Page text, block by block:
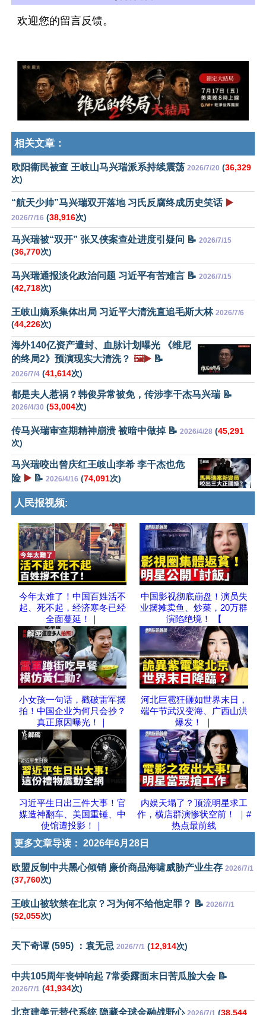
欢迎您的留言反馈。
相关文章：
欧阳衞民被查 王岐山马兴瑞派系持续震荡 2026/7/20 (36,329
次)
“航天少帅”马兴瑞双开落地 习氏反腐终成历史笑话 ▶️
2026/7/16 (38,916次)
马兴瑞被“双开” 张又侠案查处进度引疑问 📝 2026/7/15
(36,770次)
马兴瑞通报淡化政治问题 习近平有苦难言 📝 2026/7/15
(42,718次)
王岐山嫡系集体出局 习近平大清洗直追毛斯大林 2026/7/6
(44,226次)
海外140亿资产遭封、血脉计划曝光 《维尼
的终局2》预演现实大清洗？ 🖼️▶️ 📝
2026/7/4 (41,614次)
都是夫人惹祸？韩俊异常被免，传涉李干杰马兴瑞 📝
2026/4/30 (53,004次)
传马兴瑞审查期精神崩溃 被暗中做掉 📝 2026/4/28 (45,291
次)
马兴瑞咬出曾庆红王岐山李希 李干杰也危
险 ▶️ 📝 2026/4/16 (74,091次)
人民报视频:
今年太难了！中国百姓活不
起、死不起，经济寒冬已经
全面蔓延！｜
中国影视彻底崩盘！演员失
业摆摊卖鱼、炒菜，20万群
演陷绝境！ 【
小女孩一句话，戳破雷军摆
拍！中国企业为何只会抄？
真正原因曝光！｜
河北巨雹狂砸如世界末日，
端午节武汉变海、广西山洪
爆发！ ｜
习近平生日出三件大事！官
媒造神翻车、美国重锤、中
使馆遭投影！｜
内娱天塌了？顶流明星求工
作，横店群演惨状空前！ ｜#
热点最前线
更多文章导读： 2026年6月28日
欧盟反制中共黑心倾销 廉价商品海啸威胁产业生存 2026/7/1
(37,760次)
王岐山被软禁在北京？习为何不给他定罪？ 📝 2026/7/1
(52,055次)
天下奇谭 (595) ：袁无忌 2026/7/1 (12,914次)
中共105周年丧钟响起 7常委露面末日苦瓜脸大会 📝
2026/7/1 (41,934次)
北京建美元替代系统 隐藏全球金融战野心 2026/7/1 (38,544